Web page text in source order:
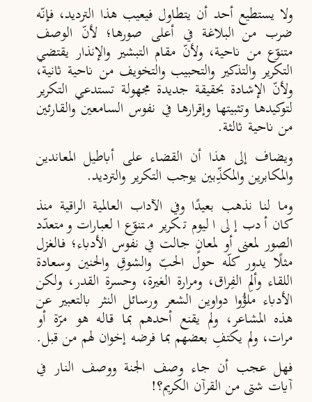
ولا يستطيع أحد أن يتطاول فيعيب هذا الترديد، فإنّه
ضرب من البلاغة في أعلى صورها؛ لأنّ الوصف
متنوّع من ناحية، ولأنّ مقام التبشير والإنذار يقتضي
التكرير والتذكير والتحبيب والتخويف من ناحية ثانية،
ولأنّ الإشادة بحقيقة جديدة مجهولة تستدعي التكرير
لتوكيدها وتثبيتها وإقرارها في نفوس السامعين والقارئين
من ناحية ثالثة.
ويضاف إلى هذا أن القضاء على أباطيل المعاندين
والمكابرين والمكذِّبين يوجب التكرير والترديد.
وما لنا نذهب بعيدًا وفي الآداب العالمية الراقية منذ
كان أدب إلى اليوم تكرير متنوّع العبارات ومتعدّد
الصور لمعنى أو لمعانٍ جالت في نفوس الأدباء؛ فالغزل
مثلًا يدور كلّه حول الحبّ والشوقِ والحنين وسعادة
اللقاء وألمِ الفِراق، ومرارة الغيرة، وحسرة القدر، ولكن
الأدباء ملؤُوا دواوين الشعر ورسائل النثر بالتعبير عن
هذه المشاعر، ولم يقنع أحدهم بما قاله هو مرّة أو
مرات، ولم يكتفِ بعضهم بما فرضه إخوان لهم من قبل.
فهل عجب أن جاء وصف الجنة ووصف النار في
آيات شتى من القرآن الكريم؟!